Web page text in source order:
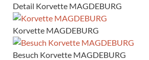
Detail Korvette MAGDEBURG
Korvette MAGDEBURG
Besuch Korvette MAGDEBURG